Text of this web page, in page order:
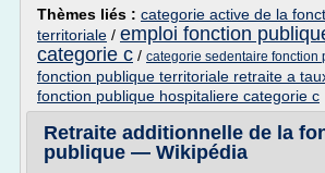
Thèmes liés : categorie active de la
territoriale / emploi fonction
categorie c / categorie sedentaire fonction
fonction publique territoriale retraite a
fonction publique hospitaliere categorie c
Retraite additionnelle de la
publique — Wikipédia